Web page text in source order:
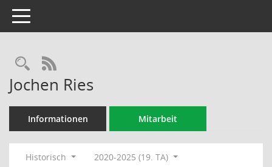
Toggle navigation
Rechercheauswahl
RSS-Feed
Jochen Ries
Informationen Mitarbeit
Historisch 2020-2025 (19. TA)